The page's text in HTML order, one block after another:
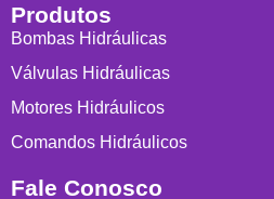
Produtos
Bombas Hidráulicas
Válvulas Hidráulicas
Motores Hidráulicos
Comandos Hidráulicos
Fale Conosco